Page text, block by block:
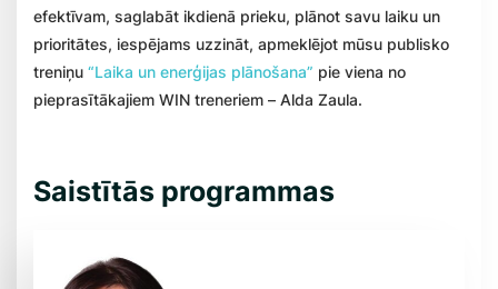
efektīvam, saglabāt ikdienā prieku, plānot savu laiku un
prioritātes, iespējams uzzināt, apmeklējot mūsu publisko
treniņu “Laika un enerģijas plānošana” pie viena no
pieprasītākajiem WIN treneriem – Alda Zaula.
Saistītās programmas